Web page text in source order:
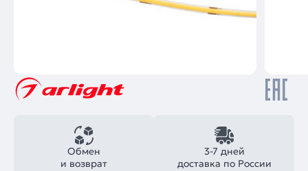
3-7 дней
доставка по России
Обмен
и возврат